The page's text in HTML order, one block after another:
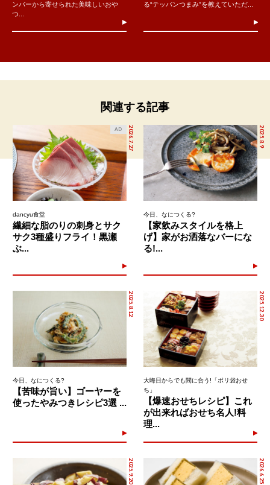
ンバーから寄せられた美味しいおや
つ...
る“テッパンつまみ”を教えていただ...
関連する記事
2026.7.27
AD
dancyu食堂
繊細な脂のりの刺身とサク
サク3種盛りフライ！黒瀬
ぶ...
2025.8.9
今日、なにつくる?
【家飲みスタイルを格上
げ】家がお洒落なバーにな
る!...
2025.8.12
今日、なにつくる?
【苦味が旨い】ゴーヤーを
使ったやみつきレシピ3選 ...
2025.12.30
大晦日からでも間に合う!「ポリ袋おせ
ち」
【爆速おせちレシピ】これ
が出来ればおせち名人!料
理...
2025.9.20 2026.6.25